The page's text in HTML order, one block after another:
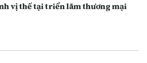
vị thế tại triển lãm thương mại